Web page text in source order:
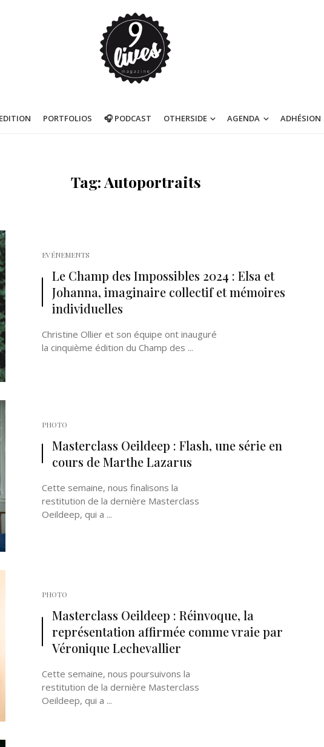
PORTFOLIOS 🎧 PODCAST OTHERSIDE AGENDA ADHÉSION
Tag: Autoportraits
EVÉNEMENTS
Le Champ des Impossibles 2024 : Elsa et
Johanna, imaginaire collectif et mémoires
individuelles
Christine Ollier et son équipe ont inauguré
la cinquième édition du Champ des ...
PHOTO
Masterclass Oeildeep : Flash, une série en
cours de Marthe Lazarus
Cette semaine, nous finalisons la
restitution de la dernière Masterclass
Oeildeep, qui a ...
PHOTO
Masterclass Oeildeep : Réinvoque, la
représentation affirmée comme vraie par
Véronique Lechevallier
Cette semaine, nous poursuivons la
restitution de la dernière Masterclass
Oeildeep, qui a ...
Né un 2 juillet : André Kertész